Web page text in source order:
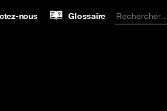
nous Glossaire